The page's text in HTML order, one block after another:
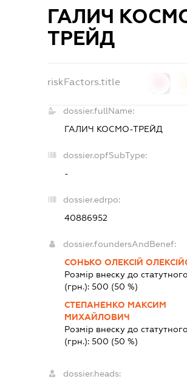
ГАЛИЧ
ТРЕЙД
riskFactors.title
dossier.fullName:
ГАЛИЧ КОСМО-ТРЕЙД
dossier.opfSubType:
-
dossier.edrpo:
40886952
dossier.foundersAndBenef:
СОНЬКО ОЛЕКСІЙ
Розмір внеску до
(грн.): 500 (50 %)
СТЕПАНЕНКО МАКСИМ
МИХАЙЛОВИЧ
Розмір внеску до
(грн.): 500 (50 %)
dossier.heads: